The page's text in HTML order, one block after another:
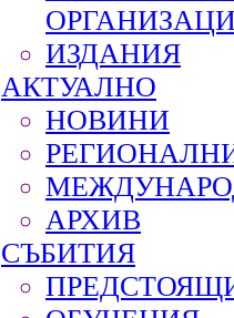
ИЗДАНИЯ
АКТУАЛНО
НОВИНИ
АРХИВ
СЪБИТИЯ